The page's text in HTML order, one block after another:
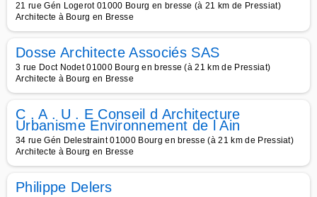
21 rue Gén Logerot 01000 Bourg en bresse (à 21 km de Pressiat)
Architecte à Bourg en Bresse
Dosse Architecte Associés SAS
3 rue Doct Nodet 01000 Bourg en bresse (à 21 km de Pressiat)
Architecte à Bourg en Bresse
C . A . U . E Conseil d Architecture
Urbanisme Environnement de l Ain
34 rue Gén Delestraint 01000 Bourg en bresse (à 21 km de Pressiat)
Architecte à Bourg en Bresse
Philippe Delers